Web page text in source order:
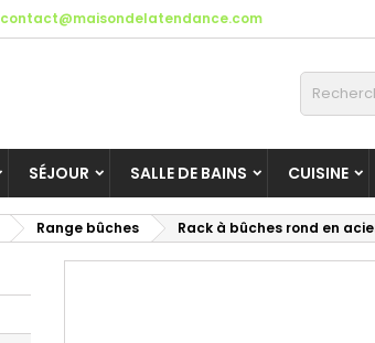
contact@maisondelatendance.com
SÉJOUR SALLE DE BAINS CUISINE
Range bûches Rack à bûches rond en